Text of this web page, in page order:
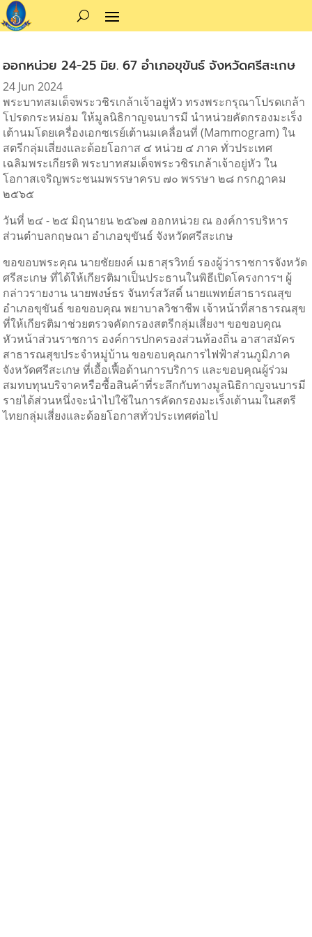
ออกหน่วย 24-25 มิย. 67 อำเภอขุขันธ์ จังหวัดศรีสะเกษ
24 Jun 2024
พระบาทสมเด็จพระวชิรเกล้าเจ้าอยู่หัว ทรงพระกรุณาโปรดเกล้า
โปรดกระหม่อม ให้มูลนิธิกาญจนบารมี นำหน่วยคัดกรองมะเร็ง
เต้านมโดยเครื่องเอกซเรย์เต้านมเคลื่อนที่ (Mammogram) ใน
สตรีกลุ่มเสี่ยงและด้อยโอกาส ๔ หน่วย ๔ ภาค ทั่วประเทศ
เฉลิมพระเกียรติ พระบาทสมเด็จพระวชิรเกล้าเจ้าอยู่หัว ใน
โอกาสเจริญพระชนมพรรษาครบ ๗๐ พรรษา ๒๘ กรกฎาคม
๒๕๖๕
วันที่ ๒๔ - ๒๕ มิถุนายน ๒๕๖๗ ออกหน่วย ณ องค์การบริหาร
ส่วนตำบลกฤษณา อำเภอขุขันธ์ จังหวัดศรีสะเกษ
ขอขอบพระคุณ นายชัยยงค์ เมธาสุรวิทย์ รองผู้ว่าราชการจังหวัด
ศรีสะเกษ ที่ได้ให้เกียรติมาเป็นประธานในพิธีเปิดโครงการฯ ผู้
กล่าวรายงาน นายพงษ์ธร จันทร์สวัสดิ์ นายแพทย์สาธารณสุข
อำเภอขุขันธ์ ขอขอบคุณ พยาบาลวิชาชีพ เจ้าหน้าที่สาธารณสุข
ที่ให้เกียรติมาช่วยตรวจคัดกรองสตรีกลุ่มเสี่ยงฯ ขอขอบคุณ
หัวหน้าส่วนราชการ องค์การปกครองส่วนท้องถิ่น อาสาสมัคร
สาธารณสุขประจำหมู่บ้าน ขอขอบคุณการไฟฟ้าส่วนภูมิภาค
จังหวัดศรีสะเกษ ที่เอื้อเฟื้อด้านการบริการ และขอบคุณผู้ร่วม
สมทบทุนบริจาคหรือซื้อสินค้าที่ระลึกกับทางมูลนิธิกาญจนบารมี
รายได้ส่วนหนึ่งจะนำไปใช้ในการคัดกรองมะเร็งเต้านมในสตรี
ไทยกลุ่มเสี่ยงและด้อยโอกาสทั่วประเทศต่อไป